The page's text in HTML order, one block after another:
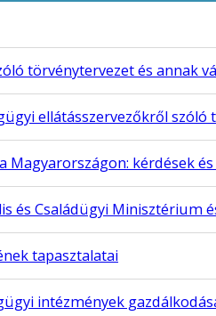
törvénytervezet és annak
ellátásszervezőkről szóló
Magyarországon: kérdések
és Családügyi
tapasztalatai
intézmények